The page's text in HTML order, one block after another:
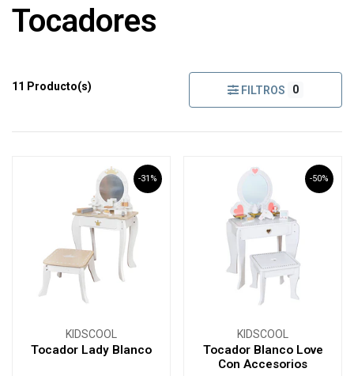
Tocadores
11 Producto(s) FILTROS 0
-31%
KIDSCOOL
Tocador Lady Blanco
-50%
KIDSCOOL
Tocador Blanco Love
Con Accesorios